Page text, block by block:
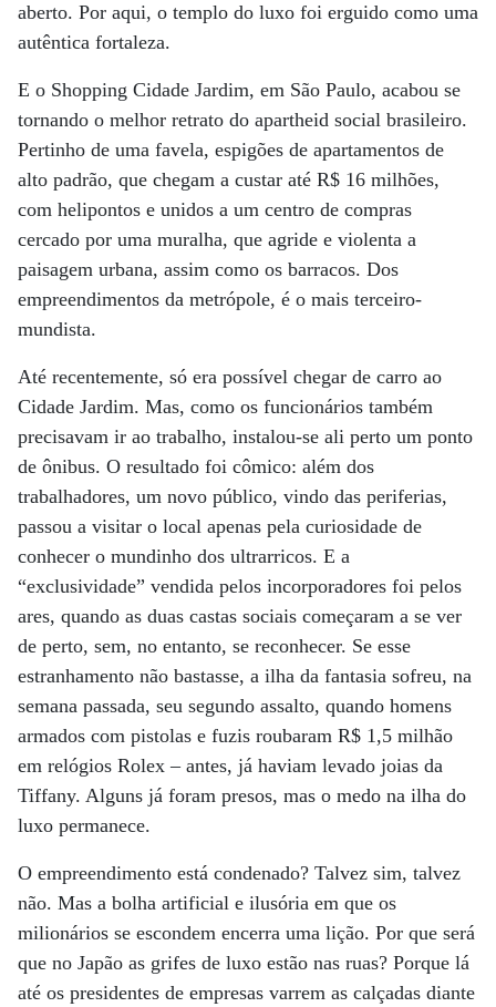
aberto. Por aqui, o templo do luxo foi erguido como uma
autêntica fortaleza.
E o Shopping Cidade Jardim, em São Paulo, acabou se
tornando o melhor retrato do apartheid social brasileiro.
Pertinho de uma favela, espigões de apartamentos de
alto padrão, que chegam a custar até R$ 16 milhões,
com helipontos e unidos a um centro de compras
cercado por uma muralha, que agride e violenta a
paisagem urbana, assim como os barracos. Dos
empreendimentos da metrópole, é o mais terceiro-
mundista.
Até recentemente, só era possível chegar de carro ao
Cidade Jardim. Mas, como os funcionários também
precisavam ir ao trabalho, instalou-se ali perto um ponto
de ônibus. O resultado foi cômico: além dos
trabalhadores, um novo público, vindo das periferias,
passou a visitar o local apenas pela curiosidade de
conhecer o mundinho dos ultrarricos. E a
“exclusividade” vendida pelos incorporadores foi pelos
ares, quando as duas castas sociais começaram a se ver
de perto, sem, no entanto, se reconhecer. Se esse
estranhamento não bastasse, a ilha da fantasia sofreu, na
semana passada, seu segundo assalto, quando homens
armados com pistolas e fuzis roubaram R$ 1,5 milhão
em relógios Rolex – antes, já haviam levado joias da
Tiffany. Alguns já foram presos, mas o medo na ilha do
luxo permanece.
O empreendimento está condenado? Talvez sim, talvez
não. Mas a bolha artificial e ilusória em que os
milionários se escondem encerra uma lição. Por que será
que no Japão as grifes de luxo estão nas ruas? Porque lá
até os presidentes de empresas varrem as calçadas diante